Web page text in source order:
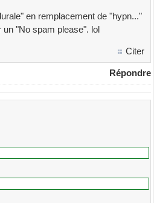
en remplacement de "hypn..."
"No spam please". lol
Citer
Répondre
et l'envoyer